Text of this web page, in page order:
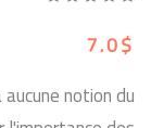
7.0$
notion du